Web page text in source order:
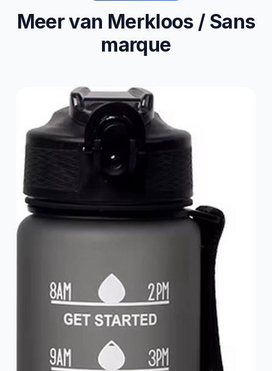
Meer van Merkloos / Sans
marque